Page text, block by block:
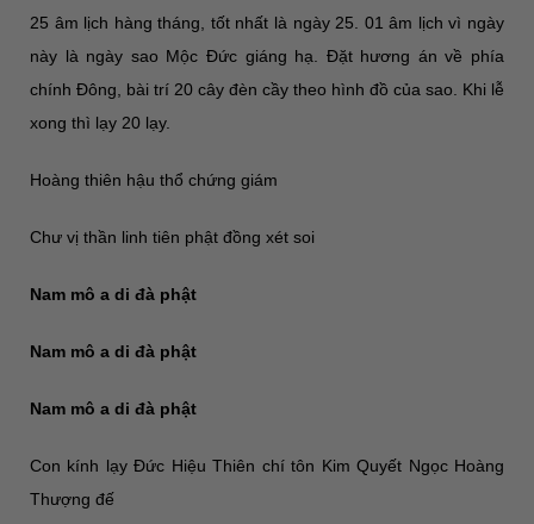
25 âm lịch hàng tháng, tốt nhất là ngày 25. 01 âm lịch vì ngày
này là ngày sao Mộc Đức giáng hạ. Đặt hương án về phía
chính Đông, bài trí 20 cây đèn cầy theo hình đồ của sao. Khi lễ
xong thì lạy 20 lạy.
Hoàng thiên hậu thổ chứng giám
Chư vị thần linh tiên phật đồng xét soi
Nam mô a di đà phật
Nam mô a di đà phật
Nam mô a di đà phật
Con kính lạy Đức Hiệu Thiên chí tôn Kim Quyết Ngọc Hoàng
Thượng đế